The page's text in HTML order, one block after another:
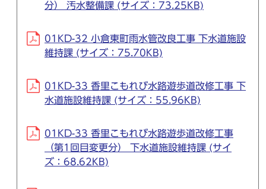
分） 汚水整備課 (サイズ：73.25KB)
01KD-32 小倉東町雨水管改良工事 下水道施設
維持課 (サイズ：75.70KB)
01KD-33 香里こもれび水路遊歩道改修工事 下
水道施設維持課 (サイズ：55.96KB)
01KD-33 香里こもれび水路遊歩道改修工事
（第1回目変更分） 下水道施設維持課 (サイ
ズ：68.62KB)